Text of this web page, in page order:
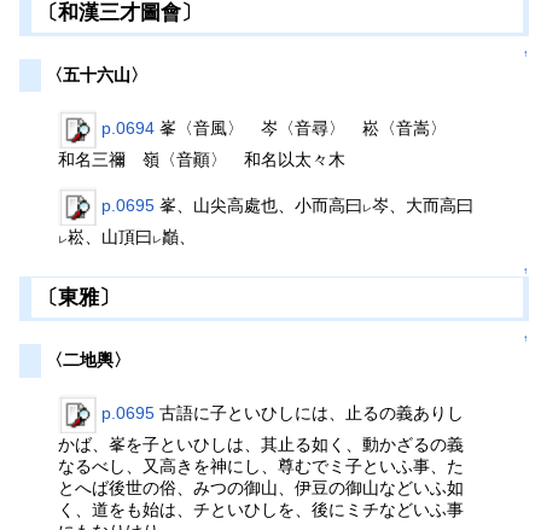
〔和漢三才圖會〕
↑
〈五十六山〉
p.0694 峯〈音風〉 岑〈音尋〉 崧〈音嵩〉
和名三禰 嶺〈音顚〉 和名以太々木
p.0695 峯、山尖高處也、小而高曰 レ岑、大而高曰
レ崧、山頂曰 レ巓、
↑
〔東雅〕
↑
〈二地輿〉
p.0695 古語に子といひしには、止るの義ありし
かば、峯を子といひしは、其止る如く、動かざるの義
なるべし、又高きを神にし、尊むでミ子といふ事、た
とへば後世の俗、みつの御山、伊豆の御山などいふ如
く、道をも始は、チといひしを、後にミチなどいふ事